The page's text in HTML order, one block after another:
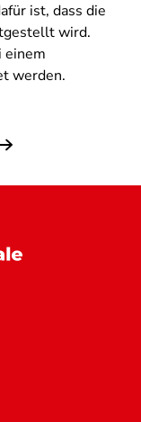
ist, dass die
wird.
einem
werden.